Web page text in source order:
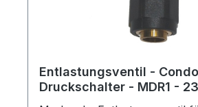
Entlastungsventil -
Druckschalter - MDR1 -